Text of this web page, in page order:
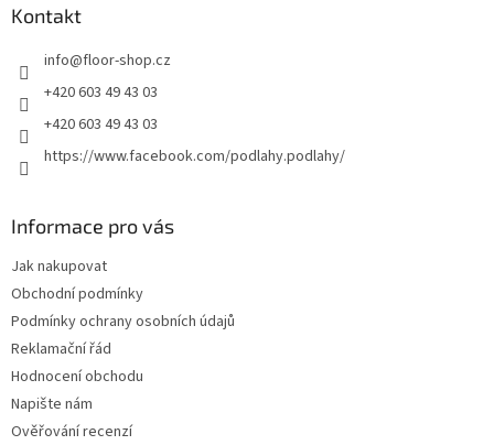
Kontakt
info@floor-shop.cz
+420 603 49 43 03
+420 603 49 43 03
https://www.facebook.com/podlahy.podlahy/
Informace pro vás
Jak nakupovat
Obchodní podmínky
Podmínky ochrany osobních údajů
Reklamační řád
Hodnocení obchodu
Napište nám
Ověřování recenzí